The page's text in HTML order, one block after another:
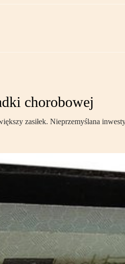
chorobowej
zasiłek. Nieprzemyślana